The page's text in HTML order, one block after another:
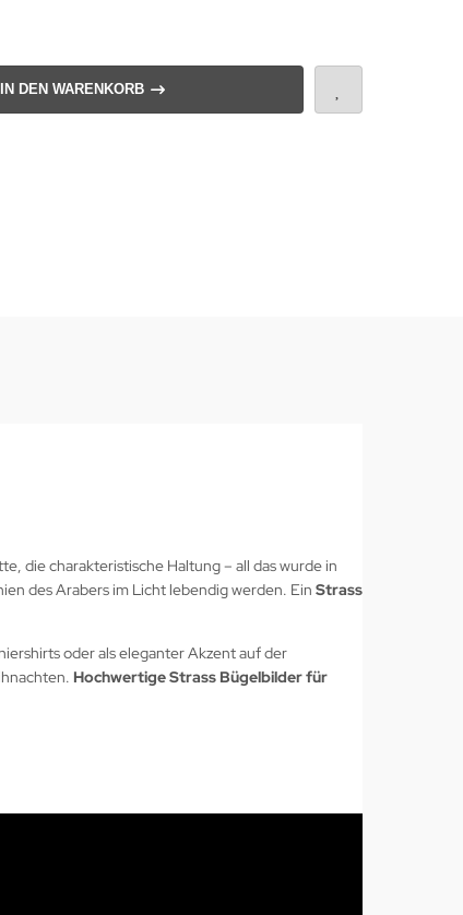
IN DEN WARENKORB
die charakteristische Haltung – all das wurde in
des Arabers im Licht lebendig werden. Ein Strass
oder als eleganter Akzent auf der
Hochwertige Strass Bügelbilder für